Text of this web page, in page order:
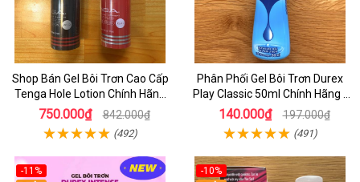
Shop Bán Gel Bôi Trơn Cao Cấp
Tenga Hole Lotion Chính Hãng
Mede In japan - Cách Bôi Trơn
Hiệu Quả
750.000₫ 842.000₫
(492)
Phân Phối Gel Bôi Trơn Durex
Play Classic 50ml Chính Hãng -
Gel Bôi Trơn HCM
140.000₫ 197.000₫
(491)
-11%
-10%